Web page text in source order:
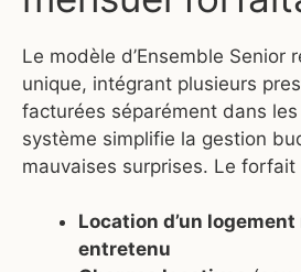
Le modèle d’Ensemble Senior
unique, intégrant plusieurs
facturées séparément dans les
système simplifie la gestion
mauvaises surprises. Le forfait
Location d’un
entretenu